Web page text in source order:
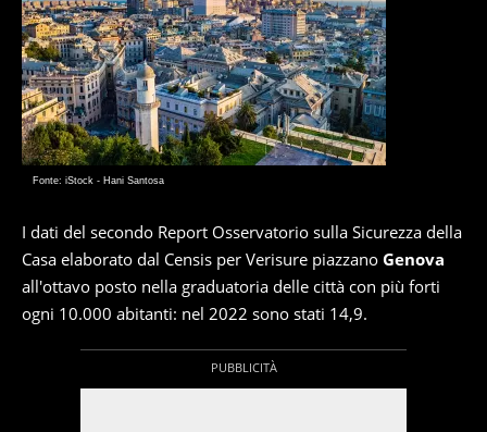
Fonte: iStock - Hani Santosa
I dati del secondo Report Osservatorio sulla Sicurezza della
Casa elaborato dal Censis per Verisure piazzano Genova
all'ottavo posto nella graduatoria delle città con più forti
ogni 10.000 abitanti: nel 2022 sono stati 14,9.